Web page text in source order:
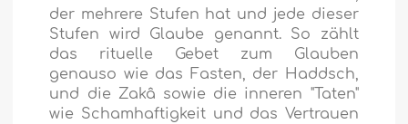
der mehrere Stufen hat und jede dieser
Stufen wird Glaube genannt. So zählt
das rituelle Gebet zum Glauben
genauso wie das Fasten, der Haddsch,
und die Zakâ sowie die inneren "Taten"
wie Schamhaftigkeit und das Vertrauen